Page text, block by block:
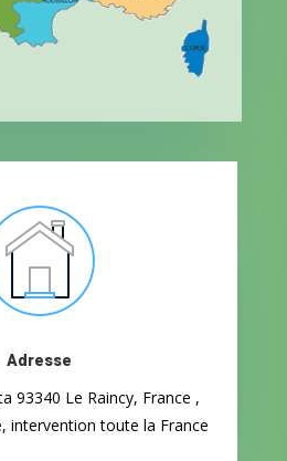
Adresse
93340 Le Raincy, France ,
intervention toute la France